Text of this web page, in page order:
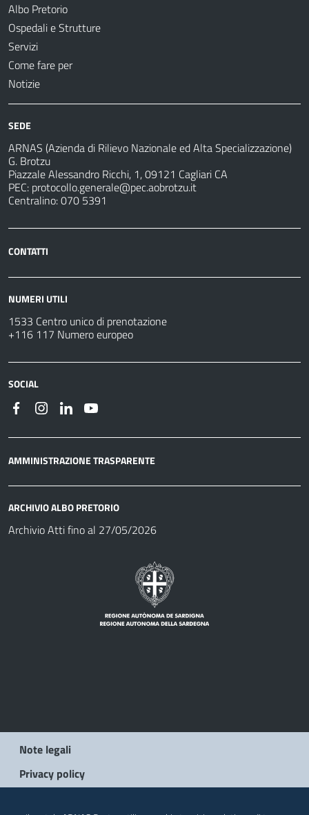
Albo Pretorio
Ospedali e Strutture
Servizi
Come fare per
Notizie
SEDE
ARNAS (Azienda di Rilievo Nazionale ed Alta Specializzazione)
G. Brotzu
Piazzale Alessandro Ricchi, 1, 09121 Cagliari CA
PEC: protocollo.generale@pec.aobrotzu.it
Centralino: 070 5391
CONTATTI
NUMERI UTILI
1533 Centro unico di prenotazione
+116 117 Numero europeo
SOCIAL
AMMINISTRAZIONE TRASPARENTE
ARCHIVIO ALBO PRETORIO
Archivio Atti fino al 27/05/2026
Note legali
Privacy policy